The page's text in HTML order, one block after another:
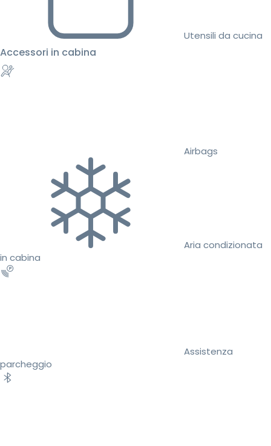
Utensili da cucina
Accessori in cabina
Airbags
Aria condizionata
in cabina
Assistenza
parcheggio